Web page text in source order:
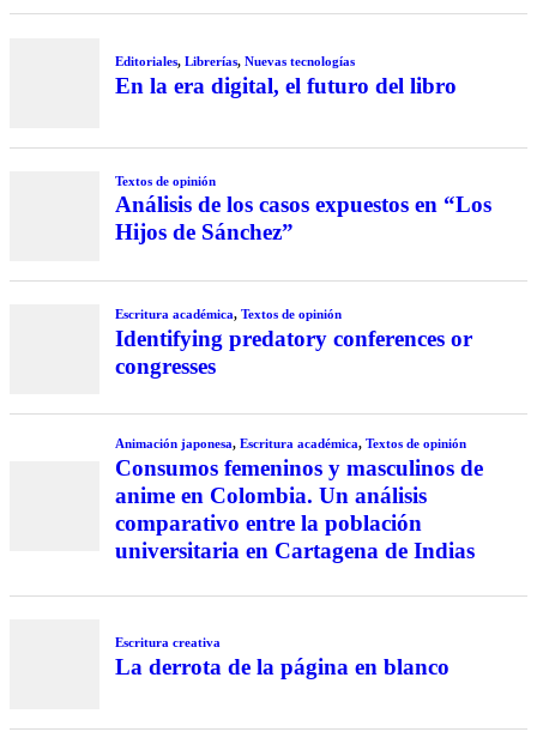
Editoriales, Librerías, Nuevas tecnologías
En la era digital, el futuro del libro
Textos de opinión
Análisis de los casos expuestos en “Los
Hijos de Sánchez”
Escritura académica, Textos de opinión
Identifying predatory conferences or
congresses
Animación japonesa, Escritura académica, Textos de opinión
Consumos femeninos y masculinos de
anime en Colombia. Un análisis
comparativo entre la población
universitaria en Cartagena de Indias
Escritura creativa
La derrota de la página en blanco